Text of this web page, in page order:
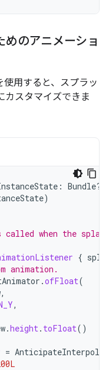
めのアニメーショ
使用すると、スプラッ
カスタマイズできま
: Bundle?)
)
when the
{
animation.
.ofFloat(
,
,
.height. toFloat()
=